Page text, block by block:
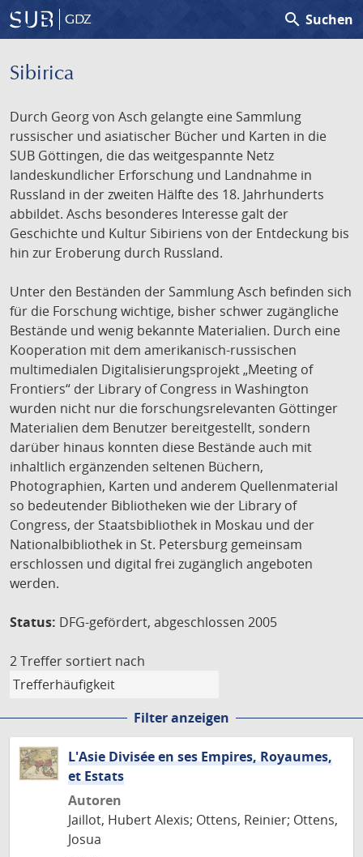
GDZ search Suchen
Sibirica
Durch Georg von Asch gelangte eine Sammlung
russischer und asiatischer Bücher und Karten in die
SUB Göttingen, die das weitgespannte Netz
landeskundlicher Erforschung und Landnahme in
Russland in der zweiten Hälfte des 18. Jahrhunderts
abbildet. Aschs besonderes Interesse galt der
Geschichte und Kultur Sibiriens von der Entdeckung bis
hin zur Eroberung durch Russland.
Unter den Beständen der Sammlung Asch befinden sich
für die Forschung wichtige, bisher schwer zugängliche
Bestände und wenig bekannte Materialien. Durch eine
Kooperation mit dem amerikanisch-russischen
multimedialen Digitalisierungsprojekt „Meeting of
Frontiers“ der Library of Congress in Washington
wurden nicht nur die forschungsrelevanten Göttinger
Materialien dem Benutzer bereitgestellt, sondern
darüber hinaus konnten diese Bestände auch mit
inhaltlich ergänzenden seltenen Büchern,
Photographien, Karten und anderem Quellenmaterial
so bedeutender Bibliotheken wie der Library of
Congress, der Staatsbibliothek in Moskau und der
Nationalbibliothek in St. Petersburg gemeinsam
erschlossen und digital frei zugänglich angeboten
werden.
Status: DFG-gefördert, abgeschlossen 2005
2 Treffer sortiert nach
Filter anzeigen
L'Asie Divisée en ses Empires, Royaumes,
et Estats
Autoren
Jaillot, Hubert Alexis; Ottens, Reinier; Ottens,
Josua